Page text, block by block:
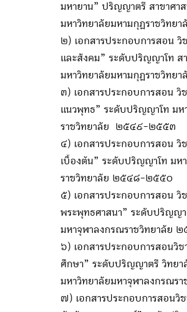
มหายาน” ปริญญาตรี สาขาศา
มหาวิทยาลัยมหามกุฏราชวิทย
๒) เอกสารประกอบการสอน วิ
และสังคม” ระดับปริญญาโท ส
มหาวิทยาลัยมหามกุฏราชวิทยา
๓) เอกสารประกอบการสอน วิ
แนวพุทธ” ระดับปริญญาโท มห
ราชวิทยาลัย ๒๕๔๙-๒๕๕๓
๔) เอกสารประกอบการสอน วิ
เบื้องต้น” ระดับปริญญาโท มห
ราชวิทยาลัย ๒๕๔๘-๒๕๕๐
๕) เอกสารประกอบการสอน วิ
พระพุทธศาสนา” ระดับปริญญ
มหาจุฬาลงกรณราชวิทยาลัย
๖) เอกสารประกอบการสอนวิช
ศึกษา” ระดับปริญญาตรี วิทยา
มหาวิทยาลัยมหาจุฬาลงกรณร
๗) เอกสารประกอบการสอนวิ